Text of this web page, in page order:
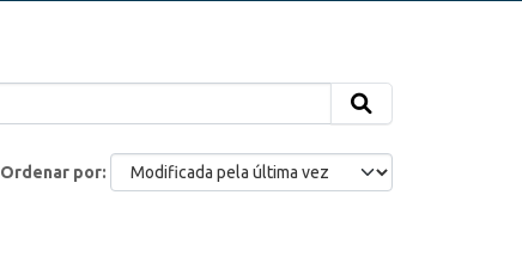
Ordenar por